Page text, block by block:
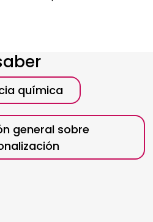
química
general sobre